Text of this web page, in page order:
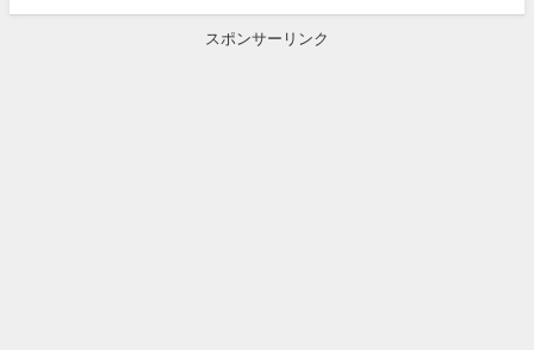
スポンサーリンク